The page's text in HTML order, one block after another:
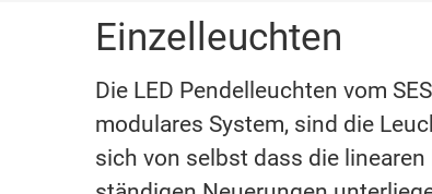
Einzelleuchten
Die LED Pendelleuchten vom
modulares System, sind die
sich von selbst dass die